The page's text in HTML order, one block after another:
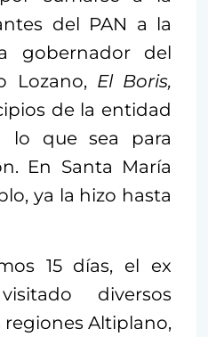
del PAN a la
gobernador del
Lozano, El Boris,
de la entidad
lo que sea para
En Santa María
ya la hizo hasta
15 días, el ex
diversos
Altiplano,